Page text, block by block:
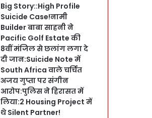
Big Story::High Profile
Suicide Case!नामी
Builder बाबा साहनी ने
Pacific Golf Estate की
8वीं मंजिल से छलांग लगा दे
दी जान:Suicide Note में
South Africa वाले चर्चित
अजय गुप्ता पर संगीन
आरोप:पुलिस ने हिरासत में
लिया:2 Housing Project में
थे Silent Partner!